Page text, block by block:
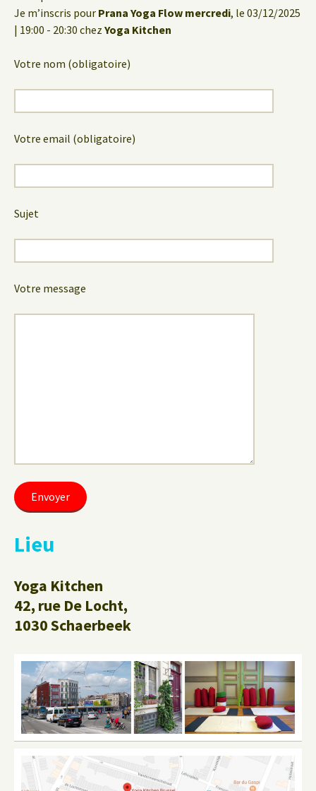
Je m’inscris pour Prana Yoga Flow mercredi, le 03/12/2025
| 19:00 - 20:30 chez Yoga Kitchen
Votre nom (obligatoire)
Votre email (obligatoire)
Sujet
Votre message
Lieu
Yoga Kitchen
42, rue De Locht,
1030 Schaerbeek